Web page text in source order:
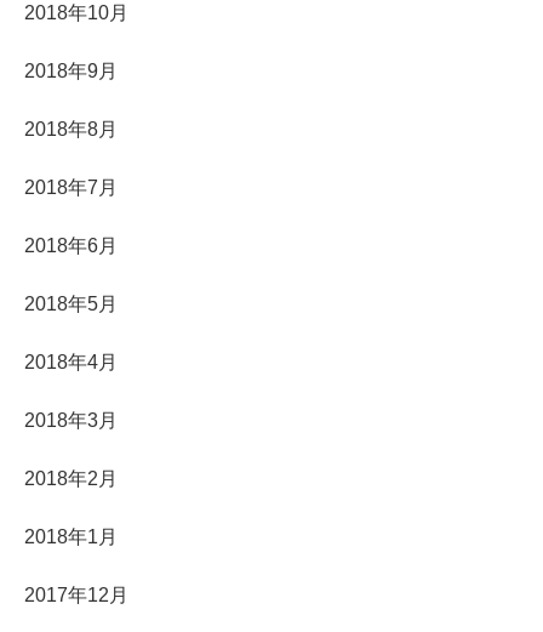
2018年10月
2018年9月
2018年8月
2018年7月
2018年6月
2018年5月
2018年4月
2018年3月
2018年2月
2018年1月
2017年12月